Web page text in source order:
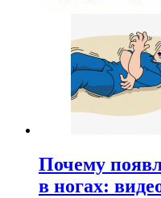
Почему
в ногах: